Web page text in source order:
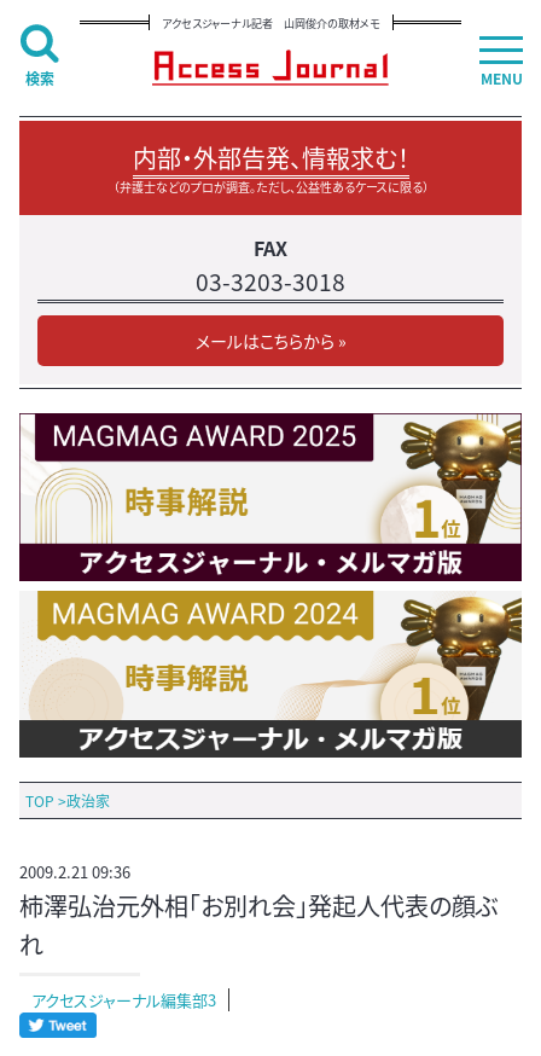
アクセスジャーナル記者 山岡俊介の取材メモ
内部・外部告発、情報求む！
（弁護士などのプロが調査。ただし、公益性あるケースに限る）
FAX
03-3203-3018
メールはこちらから »
TOP >政治家
2009.2.21 09:36
柿澤弘治元外相「お別れ会」発起人代表の顔ぶ
れ
アクセスジャーナル編集部3
MENU
検索